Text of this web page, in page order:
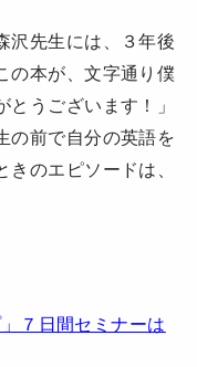
沢先生には、３年後
の本が、文字通り僕
うございます！」
の前で自分の英語を
のエピソードは、
７日間セミナーは